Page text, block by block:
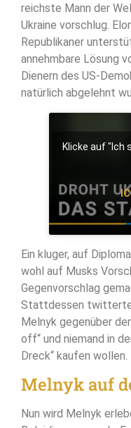
reichste Mann der
Ukraine vorschlug.
Republikaner
annehmbare Lösung
Dienern des US-
natürlich abgelehnt
Klicke auf "Ich
Ein kluger, auf
wohl auf Musks
Gegenvorschlag
Stattdessen twitterte
Melnyk gegenüber
off“ und niemand in
Dreck“ kaufen wollen.
Melnyk auf
Nun wird Melnyk